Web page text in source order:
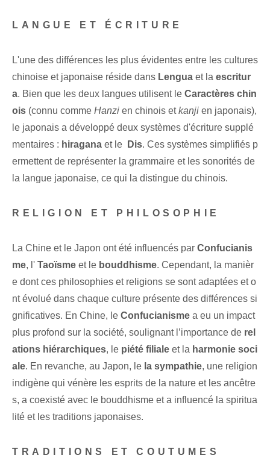
LANGUE ET ÉCRITURE
L'une des différences les plus évidentes entre les cultures
chinoise et japonaise réside dans Lengua et la escritur
a. Bien que‌ les deux langues utilisent‍ le Caractères chin
ois (connu comme Hanzi en chinois etkanji en japonais),
le japonais a développé deux systèmes d'écriture supplé
mentaires : hiragana et le ⁤ Dis. Ces systèmes simplifiés p
ermettent de représenter la grammaire et les sonorités de
la langue japonaise, ce qui la distingue du chinois.
RELIGION ET PHILOSOPHIE
La Chine et le Japon ont été influencés par Confucianis
me, l' Taoïsme et⁢ le⁢ bouddhisme. Cependant, la manièr
e dont ces philosophies et religions se sont adaptées et o
nt évolué dans chaque culture présente des différences si
gnificatives. En ⁢Chine, le Confucianisme a eu un impact
plus profond sur la société, soulignant l’importance de rel
ations hiérarchiques,⁤ le piété filiale et la harmonie soci
ale. En revanche, au Japon, le la sympathie, une religion
indigène qui vénère les esprits de la nature et les ancêtre
s, a coexisté avec le bouddhisme et a influencé la spiritua
lité et les traditions japonaises.
TRADITIONS ET COUTUMES